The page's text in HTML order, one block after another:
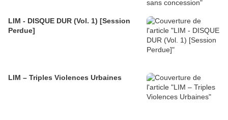
LIM - DISQUE DUR (Vol. 1) [Session
Perdue]
LIM – Triples Violences Urbaines